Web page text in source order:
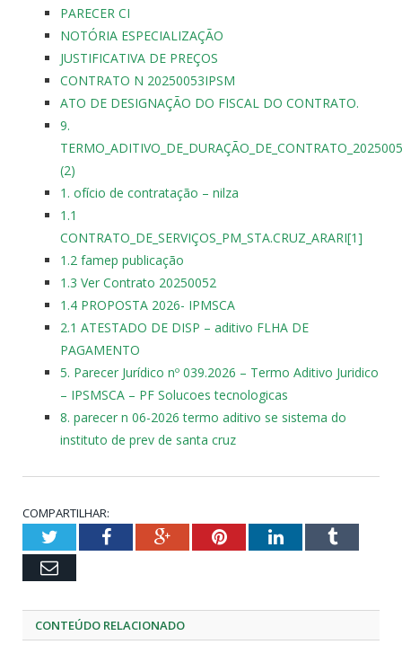
PARECER CI
NOTÓRIA ESPECIALIZAÇÃO
JUSTIFICATIVA DE PREÇOS
CONTRATO N 20250053IPSM
ATO DE DESIGNAÇÃO DO FISCAL DO CONTRATO.
9.
(2)
1. ofício de contratação – nilza
1.1
CONTRATO_DE_SERVIÇOS_PM_STA.CRUZ_ARARI[1]
1.2 famep publicação
1.3 Ver Contrato 20250052
1.4 PROPOSTA 2026- IPMSCA
2.1 ATESTADO DE DISP – aditivo FLHA DE
PAGAMENTO
5. Parecer Jurídico nº 039.2026 – Termo Aditivo Juridico
– IPSMSCA – PF Solucoes tecnologicas
8. parecer n 06-2026 termo aditivo se sistema do
instituto de prev de santa cruz
COMPARTILHAR:
TwitterFacebookGoogle+PinterestLinkedInTumblr
Email
CONTEÚDO RELACIONADO